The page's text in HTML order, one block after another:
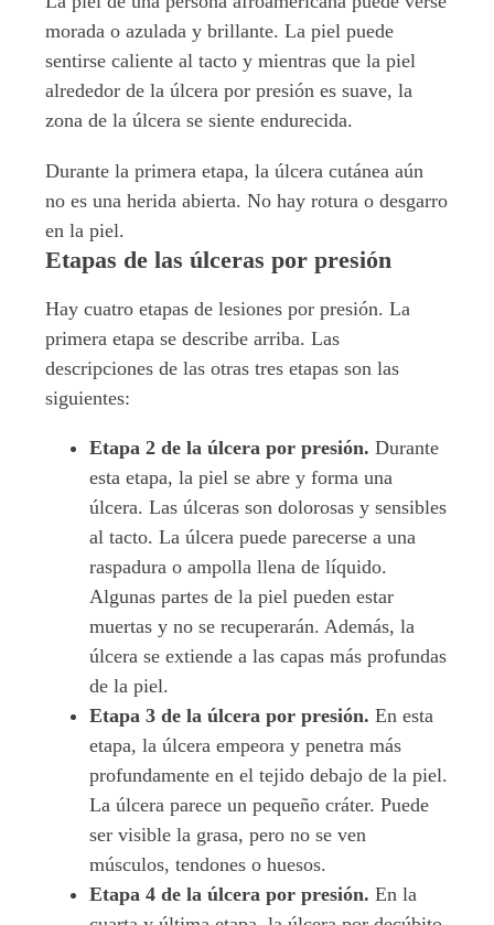
morada o azulada y brillante. La piel puede
sentirse caliente al tacto y mientras que la piel
alrededor de la úlcera por presión es suave, la
zona de la úlcera se siente endurecida.
Durante la primera etapa, la úlcera cutánea aún
no es una herida abierta. No hay rotura o desgarro
en la piel.
Etapas de las úlceras por presión
Hay cuatro etapas de lesiones por presión. La
primera etapa se describe arriba. Las
descripciones de las otras tres etapas son las
siguientes:
Etapa 2 de la úlcera por presión. Durante
esta etapa, la piel se abre y forma una
úlcera. Las úlceras son dolorosas y sensibles
al tacto. La úlcera puede parecerse a una
raspadura o ampolla llena de líquido.
Algunas partes de la piel pueden estar
muertas y no se recuperarán. Además, la
úlcera se extiende a las capas más profundas
de la piel.
Etapa 3 de la úlcera por presión. En esta
etapa, la úlcera empeora y penetra más
profundamente en el tejido debajo de la piel.
La úlcera parece un pequeño cráter. Puede
ser visible la grasa, pero no se ven
músculos, tendones o huesos.
Etapa 4 de la úlcera por presión. En la